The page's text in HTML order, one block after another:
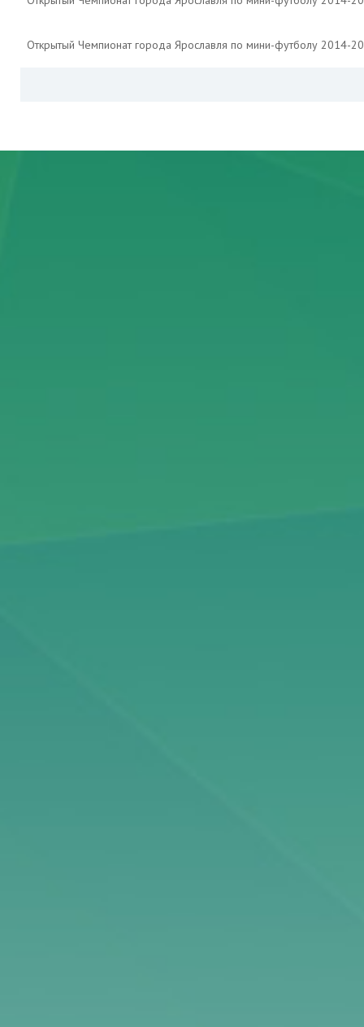
Открытый Чемпионат города Ярославля по мини-футболу 2014-